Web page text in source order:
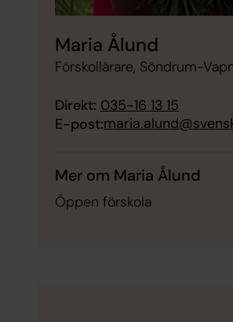
Maria Ålund
Förskollärare, Söndrum-
Direkt: 035-16 13 15
E-post:
Mer om Maria Ålund
Öppen förskola